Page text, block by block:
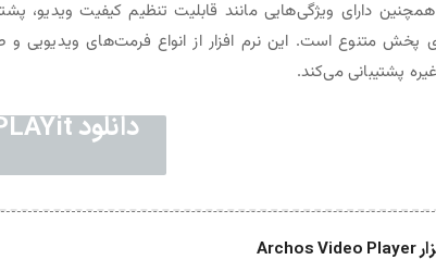
همچنین دارای ویژگی‌هایی مانند قابلیت تنظیم کیفیت ویدیو،
دانلود PLAYit